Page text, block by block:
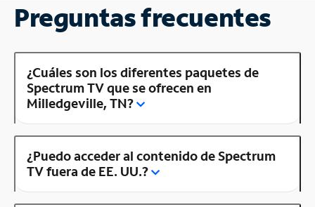
Preguntas frecuentes
¿Cuáles son los diferentes paquetes de
Spectrum TV que se ofrecen en
Milledgeville, TN?
¿Puedo acceder al contenido de Spectrum
TV fuera de EE. UU.?